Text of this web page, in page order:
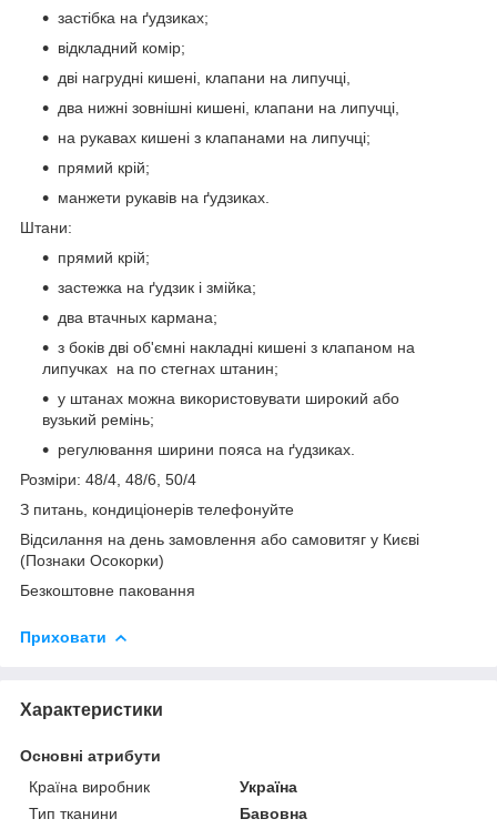
застібка на ґудзиках;
відкладний комір;
дві нагрудні кишені, клапани на липучці,
два нижні зовнішні кишені, клапани на липучці,
на рукавах кишені з клапанами на липучці;
прямий крій;
манжети рукавів на ґудзиках.
Штани:
прямий крій;
застежка на ґудзик і змійка;
два втачных кармана;
з боків дві об'ємні накладні кишені з клапаном на
липучках на по стегнах штанин;
у штанах можна використовувати широкий або
вузький ремінь;
регулювання ширини пояса на ґудзиках.
Розміри: 48/4, 48/6, 50/4
З питань, кондиціонерів телефонуйте
Відсилання на день замовлення або самовитяг у Києві
(Познаки Осокорки)
Безкоштовне паковання
Приховати
Характеристики
Основні атрибути
Країна виробник
Україна
Тип тканини
Бавовна